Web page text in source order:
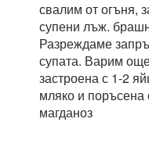
свалим от огъня,
супени лъж.
Разреждаме
супата. Варим
застроена с 1-2
мляко и поръсена
магданоз